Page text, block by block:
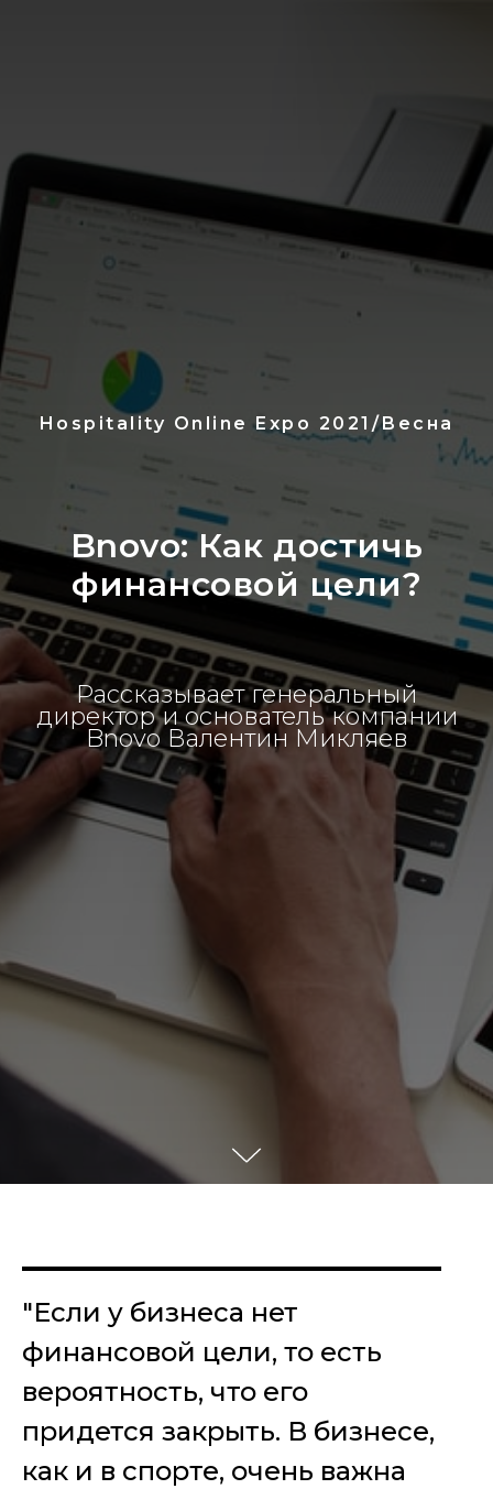
Hospitality Online Expo 2021/Весна
Bnovo: Как достичь
финансовой цели?
Рассказывает генеральный
директор и основатель компании
Bnovo Валентин Микляев
"Если у бизнеса нет
финансовой цели, то есть
вероятность, что его
придется закрыть. В бизнесе,
как и в спорте, очень важна